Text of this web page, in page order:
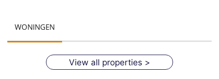
WONINGEN
View all properties >